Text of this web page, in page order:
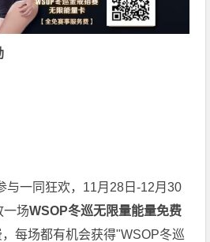
与一同狂欢，11月28日-12月30
一场WSOP冬巡无限量能量免费
每场都有机会获得"WSOP冬巡